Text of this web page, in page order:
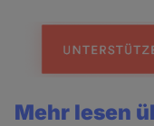
Mehr lesen